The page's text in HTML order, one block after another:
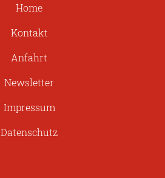
Home
Kontakt
Anfahrt
Newsletter
Impressum
Datenschutz